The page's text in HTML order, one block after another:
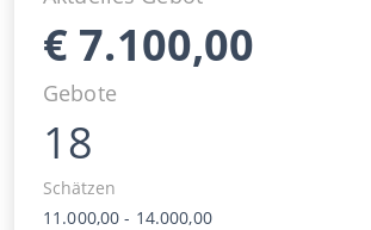
€ 7.100,00
Gebote
18
Schätzen
11.000,00 - 14.000,00